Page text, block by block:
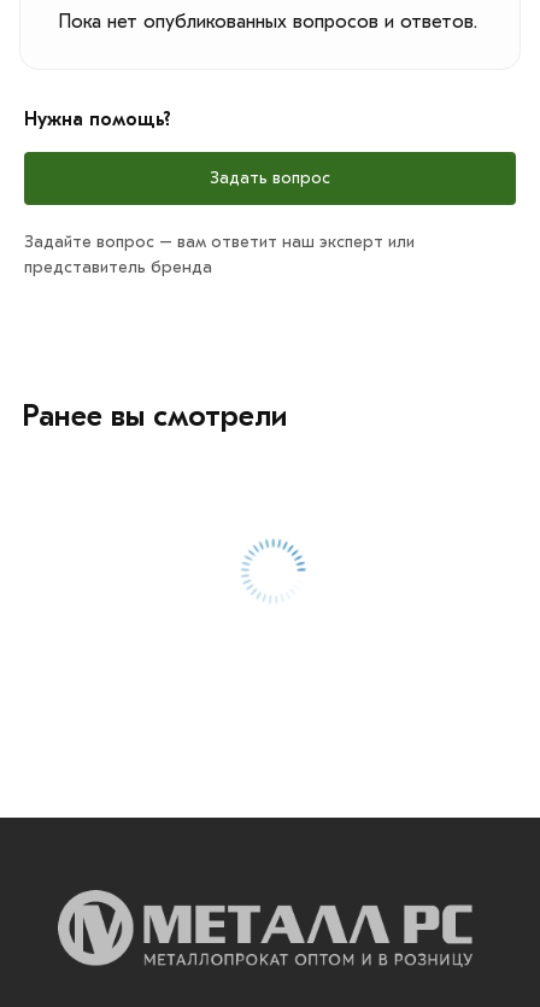
Пока нет опубликованных вопросов и ответов.
Нужна помощь?
Задать вопрос
Задайте вопрос – вам ответит наш эксперт или
представитель бренда
Ранее вы смотрели